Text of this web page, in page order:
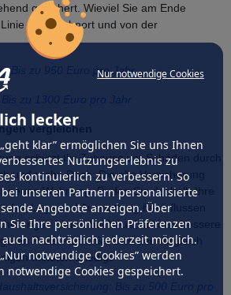
Nur notwendige Cookies
lecker
klar” ermöglichen Sie uns Ihnen
Nutzungserlebnis zu
kontinuierlich zu verbessern. So
unseren Partnern personalisierte
Angebote anzeigen. Über
Sie Ihre persönlichen Präferenzen
nachträglich jederzeit möglich.
notwendige Cookies” werden
notwendige Cookies gespeichert.
gesichert. Wieviel Sie am Ende
vom Wohnort und von der
Bis zu 950 Euro pro Jahr
zu 1300 Euro pro Jahr
vergleichen
schützt Ihr Zuhause vor Schäden durch
und mehr. Doch: Die alte Versicherung
neuen Wohnung. Prüfen Sie deshalb Ihre
Lage und Ausstattung beeinflussen
bieten bei Neuabschluss bessere
Preis. Auch hier sind der Vergleich
Minuten erledigt.
Bis zu 500 Euro pro